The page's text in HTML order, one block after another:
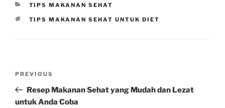
CATEGORIES
TIPS MAKANAN SEHAT
TAGS
TIPS MAKANAN SEHAT UNTUK DIET
Previous
Post
PREVIOUS
Resep Makanan Sehat yang Mudah dan Lezat
untuk Anda Coba